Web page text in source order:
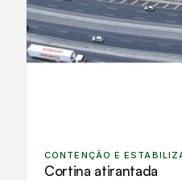
CONTENÇÃO E
Cortina atirantada